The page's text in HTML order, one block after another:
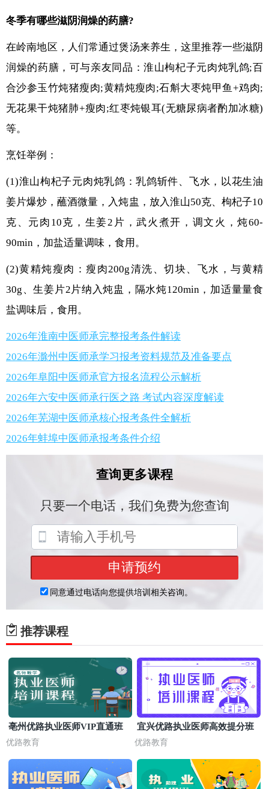
冬季有哪些滋阴润燥的药膳?
在岭南地区，人们常通过煲汤来养生，这里推荐一些滋阴
润燥的药膳，可与亲友同品：淮山枸杞子元肉炖乳鸽;百
合沙参玉竹炖猪瘦肉;黄精炖瘦肉;石斛大枣炖甲鱼+鸡肉;
无花果干炖猪肺+瘦肉;红枣炖银耳(无糖尿病者酌加冰糖)
等。
烹饪举例：
(1)淮山枸杞子元肉炖乳鸽：乳鸽斩件、飞水，以花生油
姜片爆炒，蘸酒微量，入炖盅，放入淮山50克、枸杞子10
克、元肉10克，生姜2片，武火煮开，调文火，炖60-
90min，加盐适量调味，食用。
(2)黄精炖瘦肉：瘦肉200g清洗、切块、飞水，与黄精
30g、生姜片2片纳入炖盅，隔水炖120min，加适量量食
盐调味后，食用。
2026年淮南中医师承完整报考条件解读
2026年滁州中医师承学习报考资料规范及准备要点
2026年阜阳中医师承官方报名流程公示解析
2026年六安中医师承行医之路 考试内容深度解读
2026年芜湖中医师承核心报考条件全解析
2026年蚌埠中医师承报考条件介绍
推荐课程
亳州优路执业医师VIP直通班
优路教育
宜兴优路执业医师高效提分班
优路教育